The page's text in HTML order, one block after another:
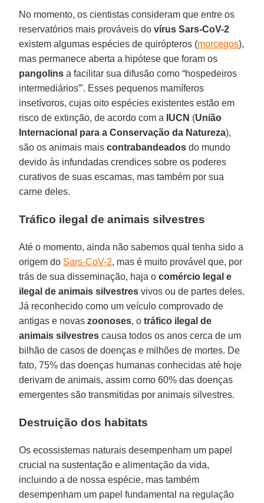
No momento, os cientistas consideram que entre os
reservatórios mais prováveis dovírus Sars-CoV-2
existem algumas espécies de quirópteros (morcegos),
mas permanece aberta a hipótese que foram os
pangolins a facilitar sua difusão como “hospedeiros
intermediários”'. Esses pequenos mamíferos
insetívoros, cujas oito espécies existentes estão em
risco de extinção, de acordo com a IUCN (União
Internacional para a Conservação da Natureza),
são os animais maiscontrabandeados do mundo
devido às infundadas crendices sobre os poderes
curativos de suas escamas, mas também por sua
carne deles.
Tráfico ilegal de animais silvestres
Até o momento, ainda não sabemos qual tenha sido a
origem do Sars-CoV-2, mas é muito provável que, por
trás de sua disseminação, haja ocomércio legal e
ilegal de animais silvestres vivos ou de partes deles.
Já reconhecido como um veículo comprovado de
antigas e novaszoonoses, otráfico ilegal de
animais silvestres causa todos os anos cerca de um
bilhão de casos de doenças e milhões de mortes. De
fato, 75% das doenças humanas conhecidas até hoje
derivam de animais, assim como 60% das doenças
emergentes são transmitidas por animais silvestres.
Destruição dos habitats
Os ecossistemas naturais desempenham um papel
crucial na sustentação e alimentação da vida,
incluindo a de nossa espécie, mas também
desempenham um papel fundamental na regulação